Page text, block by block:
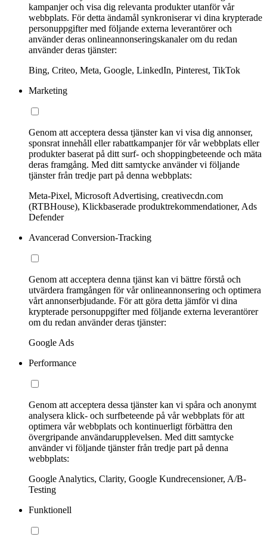
kampanjer och visa dig relevanta produkter utanför vår
webbplats. För detta ändamål synkroniserar vi dina krypterade
personuppgifter med följande externa leverantörer och
använder deras onlineannonseringskanaler om du redan
använder deras tjänster:
Bing, Criteo, Meta, Google, LinkedIn, Pinterest, TikTok
Marketing
Genom att acceptera dessa tjänster kan vi visa dig annonser,
sponsrat innehåll eller rabattkampanjer för vår webbplats eller
produkter baserat på ditt surf- och shoppingbeteende och mäta
deras framgång. Med ditt samtycke använder vi följande
tjänster från tredje part på denna webbplats:
Meta-Pixel, Microsoft Advertising, creativecdn.com
(RTBHouse), Klickbaserade produktrekommendationer, Ads
Defender
Avancerad Conversion-Tracking
Genom att acceptera denna tjänst kan vi bättre förstå och
utvärdera framgången för vår onlineannonsering och optimera
vårt annonserbjudande. För att göra detta jämför vi dina
krypterade personuppgifter med följande externa leverantörer
om du redan använder deras tjänster:
Google Ads
Performance
Genom att acceptera dessa tjänster kan vi spåra och anonymt
analysera klick- och surfbeteende på vår webbplats för att
optimera vår webbplats och kontinuerligt förbättra den
övergripande användarupplevelsen. Med ditt samtycke
använder vi följande tjänster från tredje part på denna
webbplats:
Google Analytics, Clarity, Google Kundrecensioner, A/B-
Testing
Funktionell